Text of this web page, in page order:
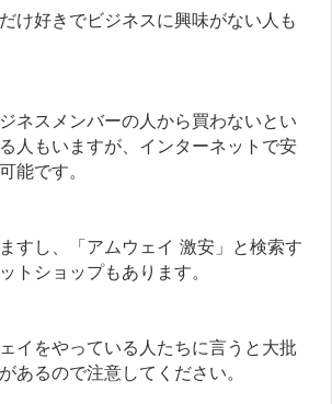
け好きでビジネスに興味がない人も
ネスメンバーの人から買わないとい
人もいますが、インターネットで安
能です。
すし、「アムウェイ 激安」と検索す
トショップもあります。
イをやっている人たちに言うと大批
あるので注意してください。